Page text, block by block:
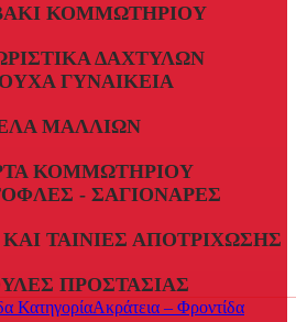
ΚΟΜΜΩΤΗΡΊΟΥ
ΔΑΧΤΎΛΩΝ
ΓΥΝΑΙΚΕΊΑ
ΜΑΛΛΙΏΝ
ΚΟΜΜΩΤΗΡΊΟΥ
- ΣΑΓΙΟΝΆΡΕΣ
ΤΑΙΝΊΕΣ ΑΠΟΤΡΊΧΩΣΗΣ
ΠΡΟΣΤΑΣΊΑΣ
Ακράτεια – Φροντίδα